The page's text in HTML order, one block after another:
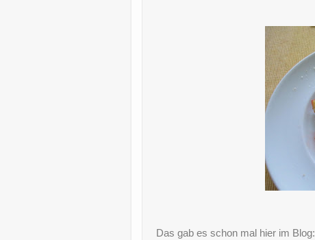
Das gab es schon mal hier im Blog: